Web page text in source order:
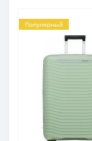
Популярный